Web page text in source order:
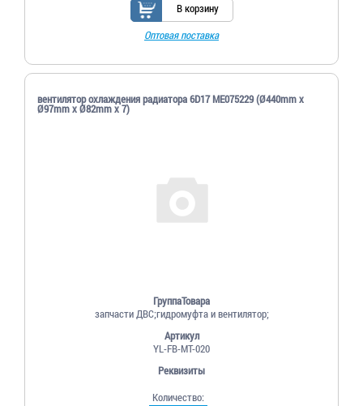
В корзину
Оптовая поставка
вентилятор охлаждения радиатора 6D17 ME075229 (Ø440mm x
Ø97mm x Ø82mm x 7)
ГруппаТовара
запчасти ДВС;гидромуфта и вентилятор;
Артикул
YL-FB-MT-020
Реквизиты
Количество: